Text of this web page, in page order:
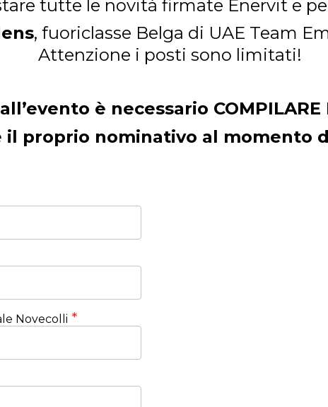
tutte le novità firmate Enervit e
, fuoriclasse Belga di UAE Team
Attenzione i posti sono limitati!
è necessario
il proprio nominativo al momento
Novecolli